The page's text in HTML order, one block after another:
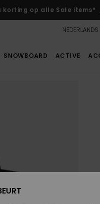
korting op alle Sale items*
NEDERLANDS
SNOWBOARD ACTIVE